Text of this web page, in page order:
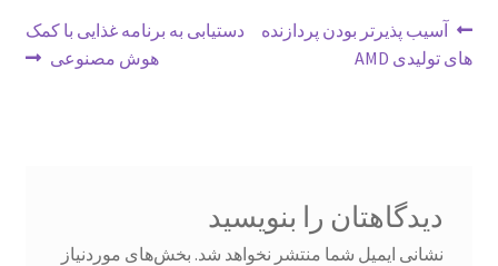
راهبری
نوشته
نوشتهٔ
قبلی:
آسیب پذیرتر بودن پردازنده
های تولیدی AMD
نوشتهٔ
دستیابی به برنامه غذایی با کمک
هوش مصنوعی
دیدگاهتان را بنویسید
نشانی ایمیل شما منتشر نخواهد شد. بخش‌های موردنیاز